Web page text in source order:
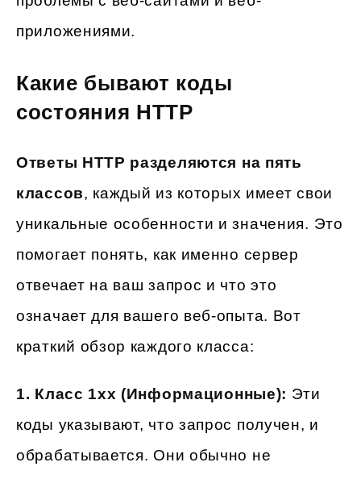
приложениями.
Какие бывают коды
состояния HTTP
Ответы HTTP разделяются на пять
классов, каждый из которых имеет свои
уникальные особенности и значения. Это
помогает понять, как именно сервер
отвечает на ваш запрос и что это
означает для вашего веб-опыта. Вот
краткий обзор каждого класса:
1. Класс 1xx (Информационные): Эти
коды указывают, что запрос получен, и
обрабатывается. Они обычно не